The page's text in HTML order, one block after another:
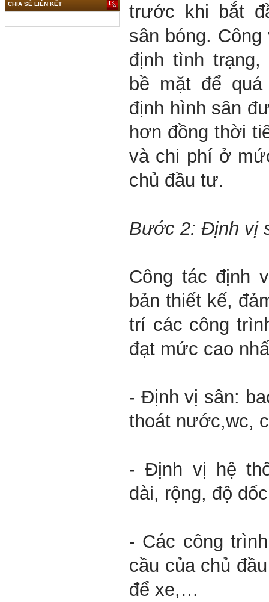
CHIA SẺ LIÊN KẾT
trước khi bắt
sân bóng.
định tình
bề mặt để
định hình sân
hơn đồng thời
và chi phí ở
chủ đầu tư.
Bước 2: Định vị
Công tác định
bản thiết kế,
trí các công
đạt mức cao
- Định vị sân:
thoát nước,wc,
- Định vị hệ
dài, rộng, độ
- Các công
cầu của chủ
để xe,…